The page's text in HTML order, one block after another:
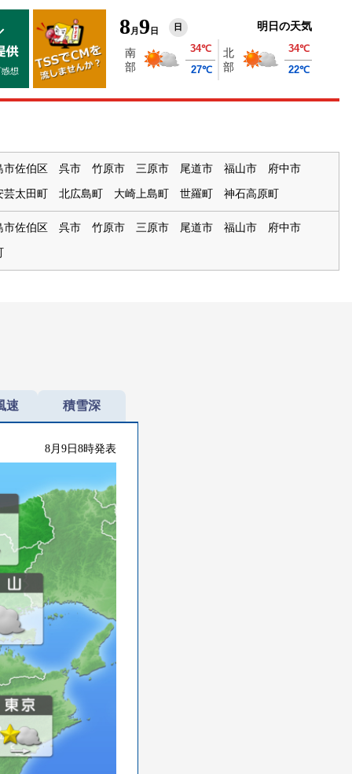
8 月9 日 日 明日の天気
市佐伯区 呉市 竹原市 三原市 尾道市 福山市 府中市
芸太田町 北広島町 大崎上島町 世羅町 神石高原町
市佐伯区 呉市 竹原市 三原市 尾道市 福山市 府中市
速 積雪深
8月9日8時発表